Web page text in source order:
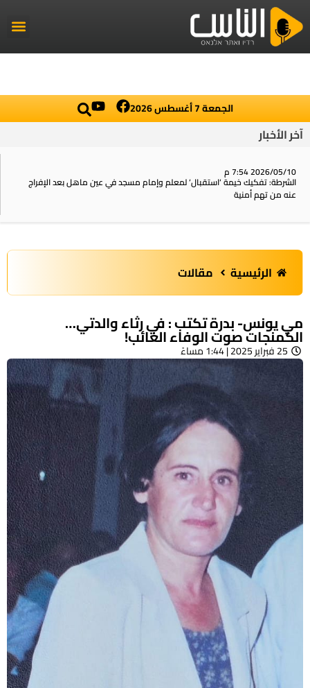
الجمعة 7 أغسطس 2026
آخر الأخبار
2026/05/06 10:49 ص
المحكمة تصادق على حلّ جمعية “الأعمال الإنسانية” المرتبطة بالقائمة العربية
الموحدة
الرئيسية مقالات
مي يونس- بدرة تكتب : في رثاء والدتي…
الكمنجات صوت الوفاء الغائب!
25 فبراير 2025 | 1:44 مساءً